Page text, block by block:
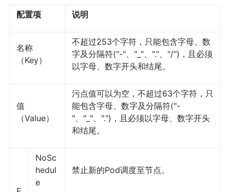
配置项 说明
名称
（Key）
不超过253个字符，只能包含字母、数
字及分隔符("-"、"_"、"."、"/")，且必须
以字母、数字开头和结尾。
值
（Value）
污点值可以为空，不超过63个字符，只
能包含字母、数字及分隔符("-
"、"_"、".")，且必须以字母、数字开头
和结尾。
NoSc
hedul
e
禁止新的Pod调度至节点。